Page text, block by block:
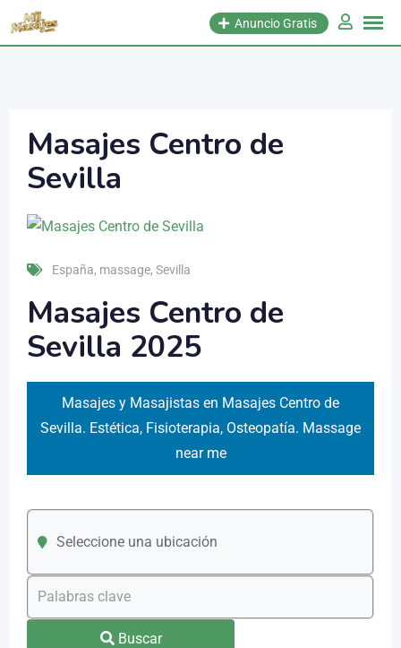
Anuncio Gratis
Masajes Centro de
Sevilla
España, massage, Sevilla
Masajes Centro de
Sevilla 2025
Masajes y Masajistas en Masajes Centro de
Sevilla. Estética, Fisioterapia, Osteopatía. Massage
near me
Seleccione una ubicación
Buscar